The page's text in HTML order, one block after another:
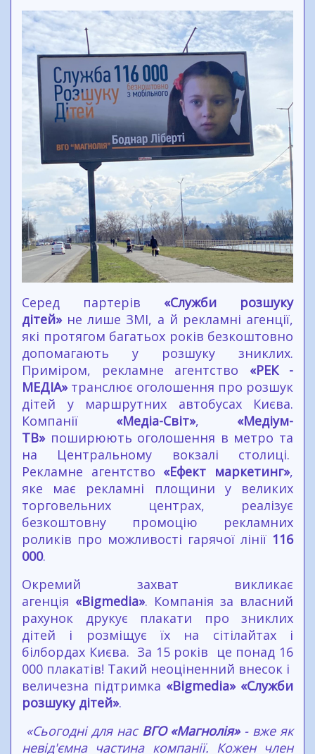
Серед партерів «Служби розшуку
дітей»не лише ЗМІ, а й рекламні агенції,
які протягом багатьох років безкоштовно
допомагають у розшуку зниклих.
Приміром, рекламне агентство «РЕК -
МЕДІА»транслює оголошення про розшук
дітей у маршрутних автобусах Києва.
Компанії «Медіа-Світ», «Медіум-
ТВ»поширюють оголошення в метро та
на Центральному вокзалі столиці.
Рекламне агентство «Ефект маркетинг»,
яке має рекламні площини у великих
торговельних центрах, реалізує
безкоштовну промоцію рекламних
роликів про можливості гарячої лінії 116
000.
Окремий захват викликає
агенція «Bigmedia». Компанія за власний
рахунок друкує плакати про зниклих
дітей і розміщує їх на сітілайтах і
білбордах Києва. За 15 років це понад 16
000 плакатів! Такий неоціненний внесок і
величезна підтримка «Bigmedia» «Служби
розшуку дітей».
«Сьогодні для нас ВГО «Магнолія»- вже як
невід'ємна частина компанії. Кожен член